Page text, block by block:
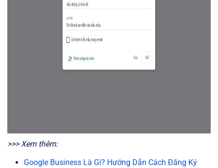
>>> Xem thêm:
Google Business Là Gì? Hướng Dẫn Cách Đăng Ký